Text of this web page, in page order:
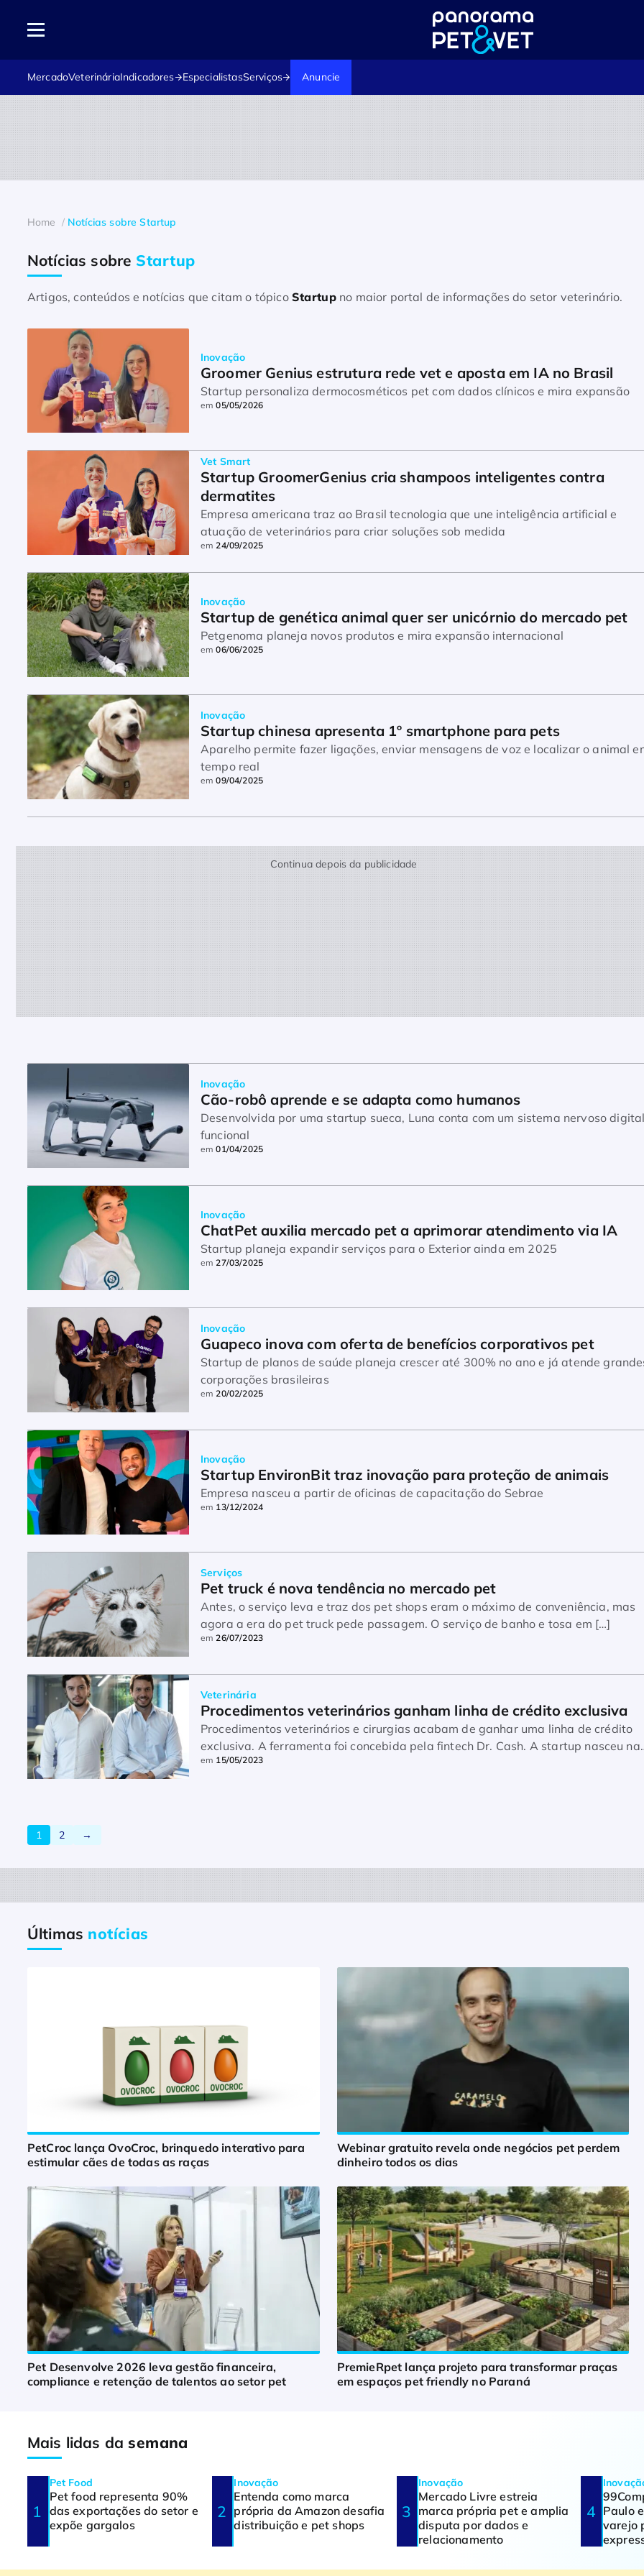
MercadoVeterináriaIndicadores EspecialistasServiços Anuncie
Home Notícias sobre Startup
Notícias sobre Startup
Artigos, conteúdos e notícias que citam o tópico Startup no maior portal de informações do setor veterinário.
Inovação
Groomer Genius estrutura rede vet e aposta em IA no Brasil
Startup personaliza dermocosméticos pet com dados clínicos e mira expansão
em05/05/2026
Vet Smart
Startup GroomerGenius cria shampoos inteligentes contra
dermatites
Empresa americana traz ao Brasil tecnologia que une inteligência artificial e
atuação de veterinários para criar soluções sob medida
em24/09/2025
Inovação
Startup de genética animal quer ser unicórnio do mercado pet
Petgenoma planeja novos produtos e mira expansão internacional
em06/06/2025
Inovação
Startup chinesa apresenta 1º smartphone para pets
Aparelho permite fazer ligações, enviar mensagens de voz e localizar o animal
tempo real
em09/04/2025
Continua depois da publicidade
Inovação
Cão-robô aprende e se adapta como humanos
Desenvolvida por uma startup sueca, Luna conta com um sistema nervoso
funcional
em01/04/2025
Inovação
ChatPet auxilia mercado pet a aprimorar atendimento via IA
Startup planeja expandir serviços para o Exterior ainda em 2025
em27/03/2025
Inovação
Guapeco inova com oferta de benefícios corporativos pet
Startup de planos de saúde planeja crescer até 300% no ano e já atende grandes
corporações brasileiras
em20/02/2025
Inovação
Startup EnvironBit traz inovação para proteção de animais
Empresa nasceu a partir de oficinas de capacitação do Sebrae
em 13/12/2024
Serviços
Pet truck é nova tendência no mercado pet
Antes, o serviço leva e traz dos pet shops eram o máximo de conveniência, mas
agora a era do pet truck pede passagem. O serviço de banho e tosa em […]
em26/07/2023
Veterinária
Procedimentos veterinários ganham linha de crédito exclusiva
Procedimentos veterinários e cirurgias acabam de ganhar uma linha de crédito
exclusiva. A ferramenta foi concebida pela fintech Dr. Cash. A startup nasceu na
esteira do crescimento do mercado pet […]
em 15/05/2023
1 2 →
Últimas notícias
PetCroc lança OvoCroc, brinquedo interativo para
estimular cães de todas as raças
Webinar gratuito revela onde negócios pet perdem
dinheiro todos os dias
Pet Desenvolve 2026 leva gestão financeira,
compliance e retenção de talentos ao setor pet
PremieRpet lança projeto para transformar praças
em espaços pet friendly no Paraná
Mais lidas dasemana
Pet Food
Pet food representa 90%
das exportações do setor e
expõe gargalos
Inovação
Entenda como marca
própria da Amazon desafia
distribuição e pet shops
Inovação
Mercado Livre estreia
marca própria pet e amplia
disputa por dados e
relacionamento
Paulo
varejo